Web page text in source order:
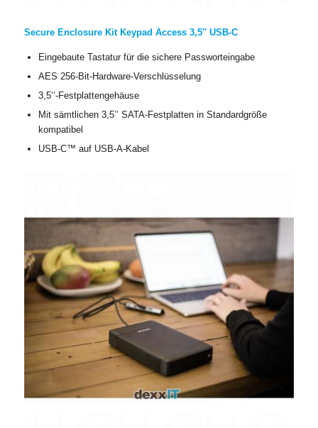
Secure Enclosure Kit Keypad Access 3,5″ USB-C
Eingebaute Tastatur für die sichere Passworteingabe
AES 256-Bit-Hardware-Verschlüsselung
3,5’’-Festplattengehäuse
Mit sämtlichen 3,5’’ SATA-Festplatten in Standardgröße
kompatibel
USB-C™ auf USB-A-Kabel